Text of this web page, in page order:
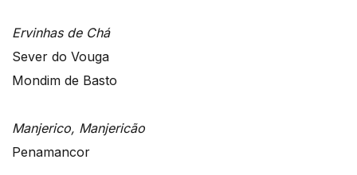
Ervinhas de Chá
Sever do Vouga
Mondim de Basto
Manjerico, Manjericão
Penamancor